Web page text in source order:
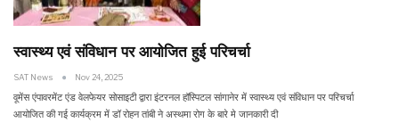
स्वास्थ्य एवं संविधान पर आयोजित हुई परिचर्चा
SAT News Nov 24, 2025
वूमेंस एंपावरमेंट एंड वेलफेयर सोसाइटी द्वारा इंटरनल हॉस्पिटल सांगानेर में स्वास्थ्य एवं संविधान पर परिचर्चा
आयोजित की गई कार्यक्रम में डॉ रोहन तांबी ने अस्थमा रोग के बारे मे जानकारी दी